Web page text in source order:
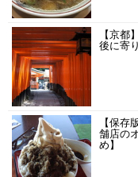
【京
後に寄
【保存
舗店の
め】